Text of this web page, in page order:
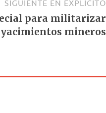
SIGUIENTE EN EXPLÍCITO
para militarizar
mineros